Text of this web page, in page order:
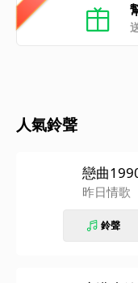
人氣鈴聲
戀曲
昨日情歌
鈴聲